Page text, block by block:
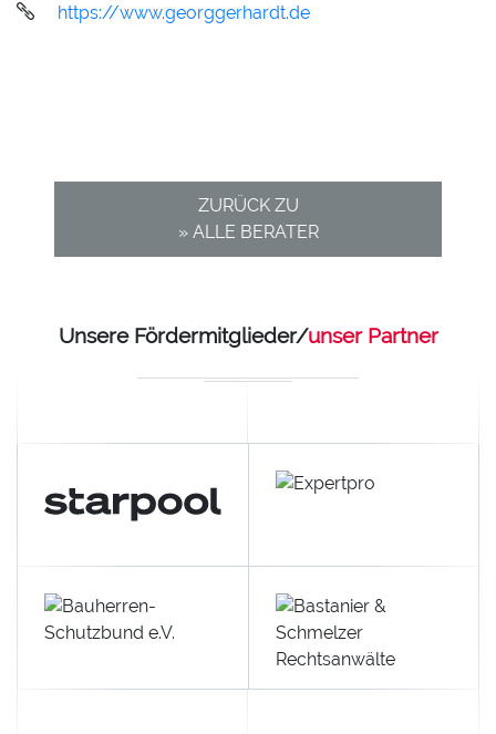
https://www.georggerhardt.de
ZURÜCK ZU
» ALLE BERATER
Unsere Fördermitglieder/unser Partner